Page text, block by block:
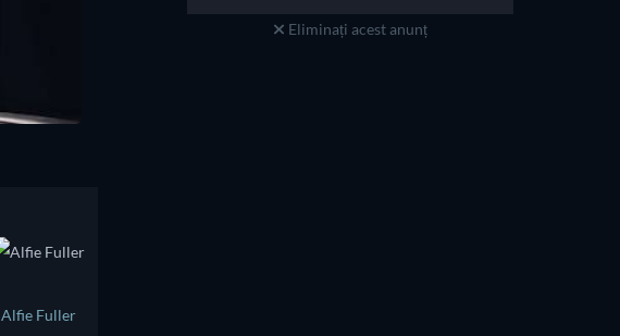
Eliminați acest anunț
Alfie Fuller